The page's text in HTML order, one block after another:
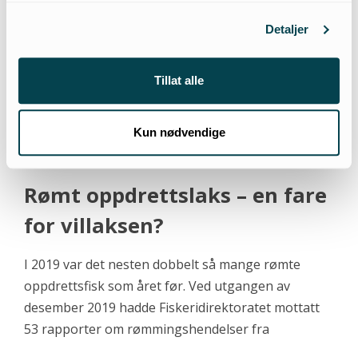
Detaljer
Tillat alle
Kun nødvendige
stort paradoks at det brukes rensefisk som
påfører rensefiskene svært høy dødelighet, og en
rekke helse- og velferdsutfordringer. NOAH
forventer at denne rapporten vil bidra til større
fokus på rensefisk, og strengere krav fra
myndighetene.
Rømt oppdrettslaks – en fare
for villaksen?
I 2019 var det nesten dobbelt så mange rømte
oppdrettsfisk som året før. Ved utgangen av
desember 2019 hadde Fiskeridirektoratet mottatt
53 rapporter om rømmingshendelser fra